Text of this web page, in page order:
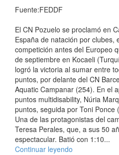
Fuente:FEDDF
El CN Pozuelo se proclamó en
España de natación por clubes,
competición antes del Europeo
de septiembre en Kocaeli
logró la victoria al sumar entre
puntos, por delante del CN
Aquatic Campanar (254). En el
puntos multidisability, Núria
puntos, seguida por Toni
Una de las protagonistas del
Teresa Perales, que, a sus 50
espectacular. Batió con 1:10...
Continuar leyendo